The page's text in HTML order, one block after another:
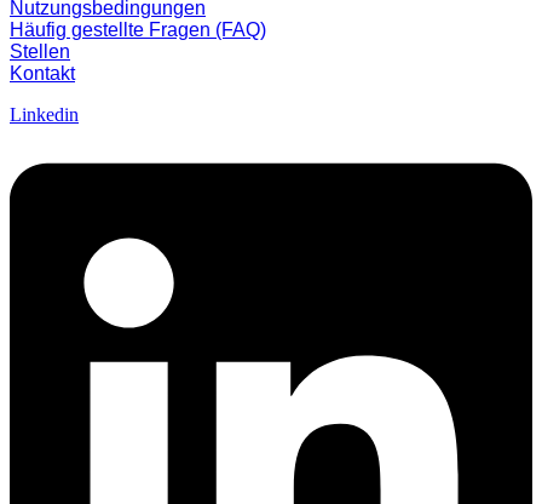
Nutzungsbedingungen
Häufig gestellte Fragen (FAQ)
Stellen
Kontakt
Linkedin